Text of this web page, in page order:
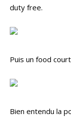
duty free.
Puis un food
Bien entendu la